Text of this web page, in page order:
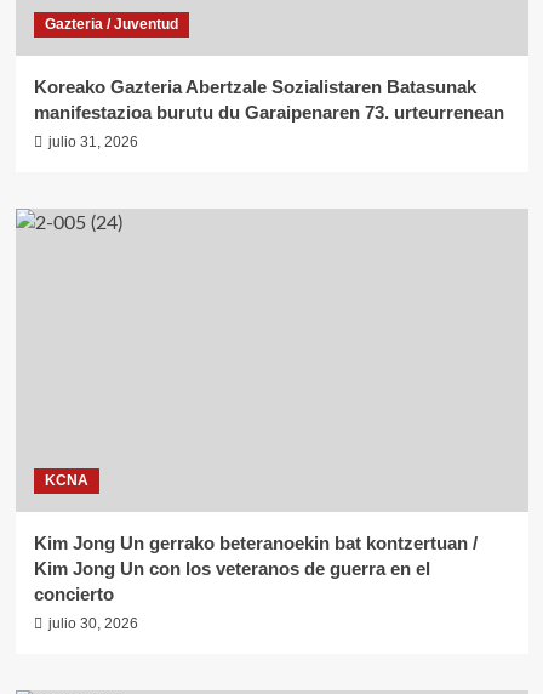
Gazteria / Juventud
Koreako Gazteria Abertzale Sozialistaren Batasunak
manifestazioa burutu du Garaipenaren 73. urteurrenean
julio 31, 2026
KCNA
Kim Jong Un gerrako beteranoekin bat kontzertuan /
Kim Jong Un con los veteranos de guerra en el
concierto
julio 30, 2026